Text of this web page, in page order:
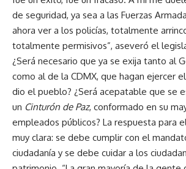
de seguridad, ya sea a las Fuerzas
ahora ver a los policías, totalmente
totalmente permisivos”, aseveró el
¿Será necesario que ya se exija tanto al
como al de la CDMX, que hagan ejercer
dio el pueblo? ¿Será acepatable que se
un Cinturón de Paz, conformado en su
empleados públicos? La respuesta para
muy clara: se debe cumplir con el
ciudadanía y se debe cuidar a los